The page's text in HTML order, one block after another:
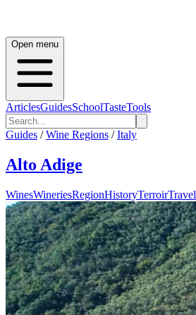
Open menu
ArticlesGuidesSchoolTasteTools
Guides / Wine Regions / Italy
Alto Adige
WinesWineriesRegionHistoryTerroirTravel